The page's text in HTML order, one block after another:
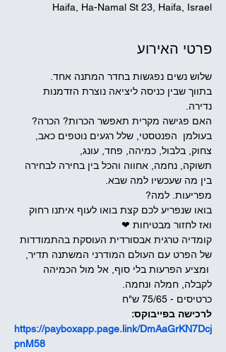
Haifa, Ha-Namal St 23, Haifa, Israel
פרטי האירוע
שלוש נשים נפגשות בחדר המתנה אחד.
בתווך שבין כניסה ליציאה נוצרת הזדמנות
נדירה.
האם פגישה מקרית תאפשר הכרות? הכרה?
בעולמן  הפנטסטי, שלל רגעים נוטפים כאב,
צחוק, בלבול, כמיהה, פחד, עונג,
תשוקה, נחמה, אחווה והכל בין בחירה לבחירה
בין מה שעכשיו למה שבא.
מפריעות. למה?
בואו שנפריע לכם קצת בואו לעוף איתנו רחוק
ואז לחזור מבטיחות ❤
קומדיה טרגית אבסורדית העוסקת בהתמודדות
של הפרט עם העולם המודרני המשתנה תדיר,
ומציע הפרעות בלי סוף, אל מול הכמיהה
לקבלה, חמלה ונחמה.
כרטיסים - 75/65 ש"ח
לרכישה בפייבוקס:
https://payboxapp.page.link/DmAaGrKN7Dcj
pnM58